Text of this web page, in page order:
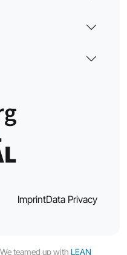
ImprintData Privacy
teamed up with LEAN